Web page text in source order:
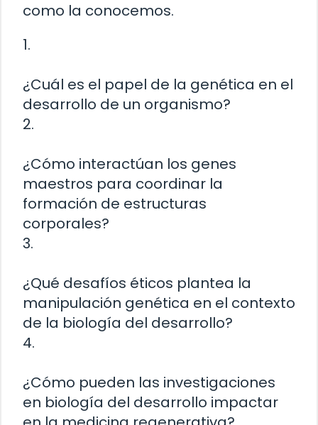
como la conocemos.
1.
¿Cuál es el papel de la genética en el
desarrollo de un organismo?
2.
¿Cómo interactúan los genes
maestros para coordinar la
formación de estructuras
corporales?
3.
¿Qué desafíos éticos plantea la
manipulación genética en el contexto
de la biología del desarrollo?
4.
¿Cómo pueden las investigaciones
en biología del desarrollo impactar